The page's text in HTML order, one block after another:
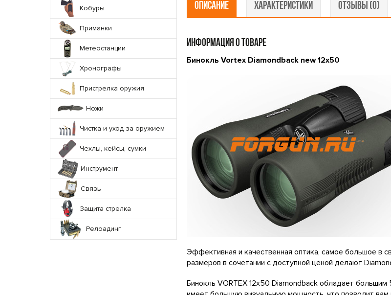
Кобуры
Приманки
Метеостанции
Хронографы
Пристрелка оружия
Ножи
Чистка и уход за оружием
Чехлы, кейсы, сумки
Инструмент
Связь
Защита стрелка
Релоадинг
ОПИСАНИЕ ХАРАКТЕРИСТИКИ ОТЗЫВЫ (0)
ИНФОРМАЦИЯ О ТОВАРЕ
Бинокль Vortex Diamondback new 12x50
Эффективная и качественная оптика, самое большое в
размеров в сочетании с доступной ценой делают
Бинокль VORTEX 12x50 Diamondback обладает